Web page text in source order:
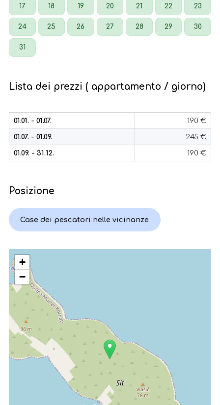
17 18 19 20 21 22 23
24 25 26 27 28 29 30
31
Lista dei prezzi ( appartamento / giorno)
01.01. - 01.07. 190 €
01.07. - 01.09. 245 €
01.09. - 31.12. 190 €
Posizione
Case dei pescatori nelle vicinanze
+
−